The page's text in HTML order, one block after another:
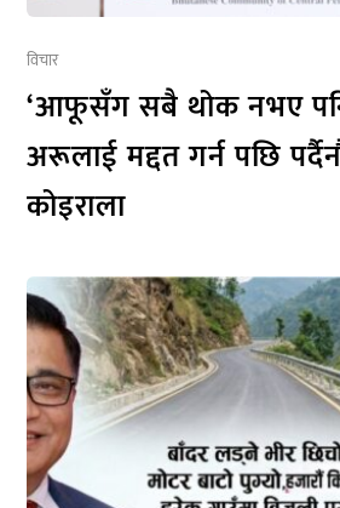
विचार
‘आफूसँग सबै थोक नभए
अरूलाई मद्दत गर्न पछि
कोइराला